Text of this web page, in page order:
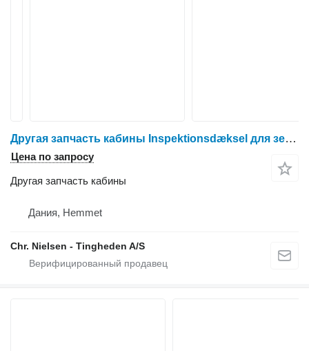
Другая запчасть кабины Inspektionsdæksel для зерноуборочного комбайна Dronningborg D1650
Цена по запросу
Другая запчасть кабины
Дания, Hemmet
Chr. Nielsen - Tingheden A/S